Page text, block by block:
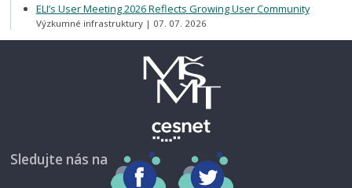
ELI’s User Meeting 2026 Reflects Growing User Community
Výzkumné infrastruktury 07. 07. 2026
Sledujte nás na